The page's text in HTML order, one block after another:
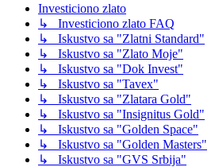
Investiciono zlato
↳ Investiciono zlato FAQ
↳ Iskustvo sa "Zlatni Standard"
↳ Iskustvo sa "Zlato Moje"
↳ Iskustvo sa "Dok Invest"
↳ Iskustvo sa "Tavex"
↳ Iskustvo sa "Zlatara Gold"
↳ Iskustvo sa "Insignitus Gold"
↳ Iskustvo sa "Golden Space"
↳ Iskustvo sa "Golden Masters"
↳ Iskustvo sa "GVS Srbija"